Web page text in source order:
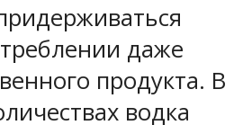
даже
продукта. В
водка